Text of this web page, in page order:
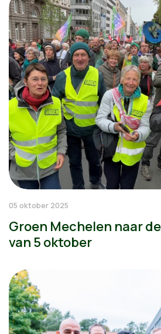
05 oktober 2025
Groen Mechelen naar
van 5 oktober